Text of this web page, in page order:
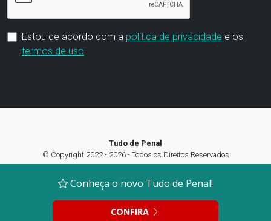
Conheça o novo Tudo de Penal!
CONFIRA
Estou de acordo com a política de privacidade e os
termos de uso
Tudo de Penal
© Copyright 2022 - 2026 - Todos os Direitos Reservados